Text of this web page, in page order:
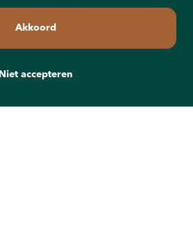
Akkoord
Niet accepteren